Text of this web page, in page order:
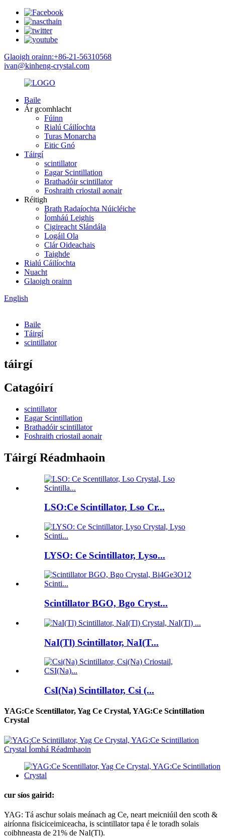
Glaoigh orainn:+86-21-56310568
ivan@kinheng-crystal.com
Baile
Ár gcomhlacht
Fúinn
Rialú Cáilíochta
Turas Monarcha
Eitic Gnó
Táirgí
scintillator
Eagar Scintillation
Brathadóir scintillator
Foshraith criostail aonair
Réitigh
Brath Radaíochta Núicléiche
Íomháú Leighis
Cigireacht Slándála
Logáil Ola
Clár Oideachais
Taighde
Rialú Cáilíochta
Nuacht
Glaoigh orainn
English
Baile
Táirgí
scintillator
táirgí
Catagóirí
scintillator
Eagar Scintillation
Brathadóir scintillator
Foshraith criostail aonair
Táirgí Réadmhaoin
LSO:Ce Scintillator, Lso Cr...
LYSO: Ce Scintillator, Lyso...
Scintillator BGO, Bgo Cryst...
NaI(Tl) Scintillator, NaI(T...
CsI(Na) Scintillator, Csi (...
YAG:Ce Scentillator, Yag Ce Crystal, YAG:Ce Scintillation
Crystal
cur síos gairid:
YAG: Tá aschur solais meánach ag Ce, neart meicniúil den scoth &
airíonna fisiciceimiceacha, is scintillator tapa é le toradh solais
coibhneasta de 21% de NaI(Tl).